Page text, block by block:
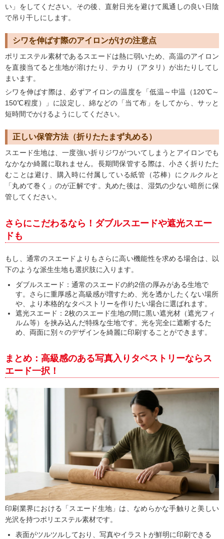
い」をしてください。その後、直射日光を避けて風通しの良い日陰
で吊り干しにします。
シワを伸ばす際のアイロンがけの注意点
ポリエステル素材であるスエードは熱に弱いため、高温のアイロン
を直接当てると生地が溶けたり、テカり（アタリ）が出たりしてし
まいます。
シワを伸ばす際は、必ずアイロンの温度を「低温～中温（120℃～
150℃程度）」に設定し、綿などの「当て布」をしてから、サッと
短時間でかけるようにしてください。
正しい保管方法（折りたたまず丸める）
スエード生地は、一度強い折りジワがついてしまうとアイロンでも
なかなか綺麗に取れません。長期間保管する際は、小さく折りたた
むことは避け、購入時に付属している紙管（芯棒）にクルクルと
「丸めて巻く」のが正解です。丸めた後は、湿気の少ない暗所に保
管してください。
さらにこだわるなら！ダブルスエードや遮光スエー
ドも
もし、通常のスエードよりもさらに高い機能性を求める場合は、以
下のような派生生地も選択肢に入ります。
ダブルスエード：通常のスエードの約2倍の厚みがある生地で
す。さらに重厚感と高級感が増すため、光を透かしたくない場所
や、より本格的なタペストリーを作りたい場合に選ばれます。
遮光スエード：2枚のスエード生地の間に黒い遮光材（遮光フィ
ルム等）を挟み込んだ特殊な生地です。光を完全に遮断するた
め、両面に別々のデザインを綺麗に印刷することができます。
まとめ：高級感のある写真入りタペストリーならス
エード一択！
印刷業界における「スエード生地」は、なめらかな手触りと美しい
光沢を持つポリエステル素材です。
表面がツルツルしており、写真やイラストが鮮明に印刷できる